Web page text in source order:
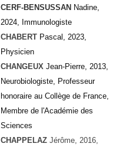
CERF-BENSUSSAN Nadine,
2024, Immunologiste
CHABERT Pascal, 2023,
Physicien
CHANGEUX Jean-Pierre, 2013,
Neurobiologiste, Professeur
honoraire au Collège de France,
Membre de l'Académie des
Sciences
CHAPPELAZ Jérôme, 2016,